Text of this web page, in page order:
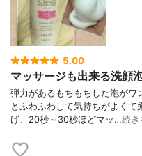
5.00
マッサージも出来る洗顔泡
弾力があるもちもちした泡が
とふわふわして気持ちがよく
げ、20秒～30秒ほどマッ…続き